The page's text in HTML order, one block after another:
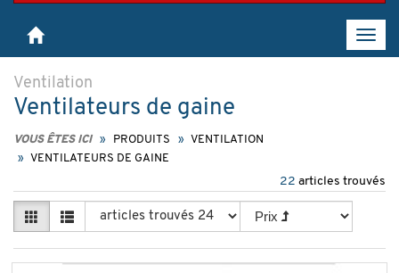
Ventilation
Ventilateurs de gaine
VOUS ÊTES ICI PRODUITS
VENTILATION
VENTILATEURS DE GAINE
22 articles trouvés